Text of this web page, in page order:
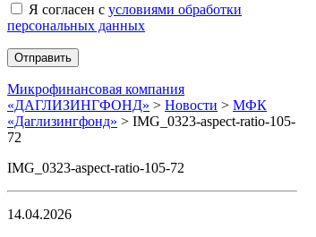
Я согласен с условиями обработки
персональных данных
Микрофинансовая компания
«ДАГЛИЗИНГФОНД» > Новости > МФК
«Даглизингфонд» > IMG_0323-aspect-ratio-105-
72
IMG_0323-aspect-ratio-105-72
14.04.2026